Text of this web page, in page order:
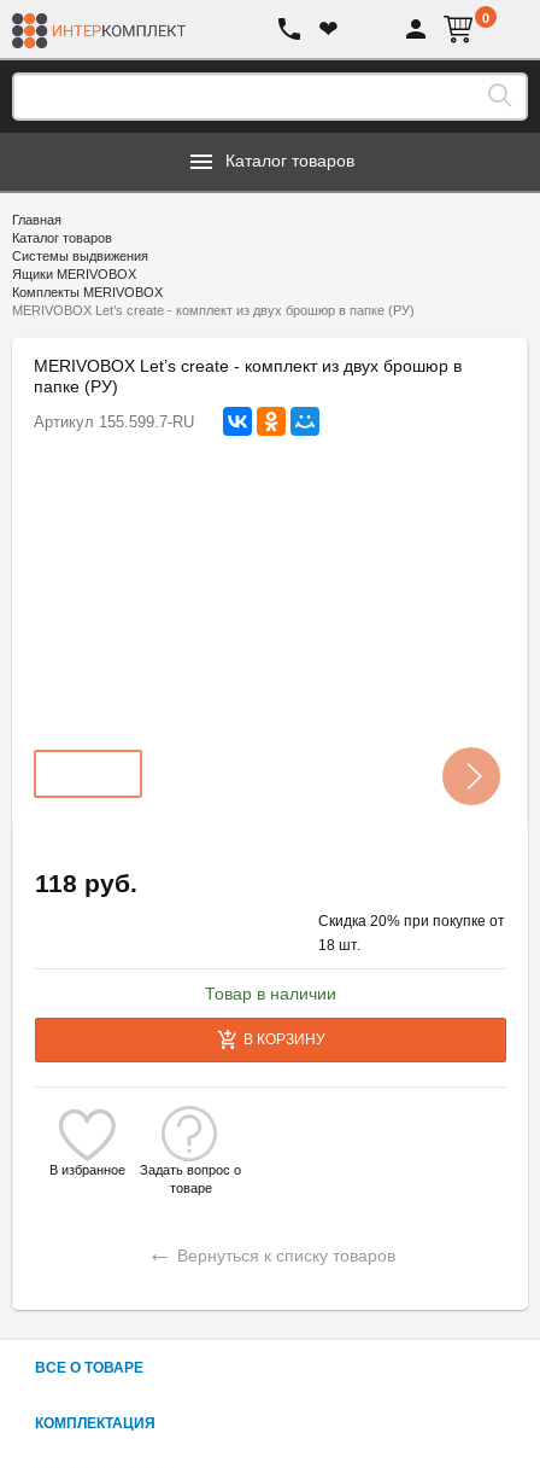
❤ 0
Каталог товаров
Главная
Каталог товаров
Системы выдвижения
Ящики MERIVOBOX
Комплекты MERIVOBOX
MERIVOBOX Let’s create - комплект из двух брошюр в папке (РУ)
MERIVOBOX Let’s create - комплект из двух брошюр в
папке (РУ)
Артикул 155.599.7-RU
118 руб.
Скидка 20% при покупке от
18 шт.
Товар в наличии
В КОРЗИНУ
В избранное
Задать вопрос о
товаре
← Вернуться к списку товаров
ВСЕ О ТОВАРЕ
КОМПЛЕКТАЦИЯ